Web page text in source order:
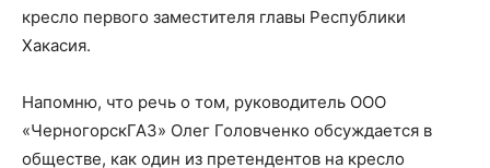
кресло первого заместителя главы Республики
Хакасия.
Напомню, что речь о том, руководитель ООО
«ЧерногорскГАЗ» Олег Головченко обсуждается в
обществе, как один из претендентов на кресло